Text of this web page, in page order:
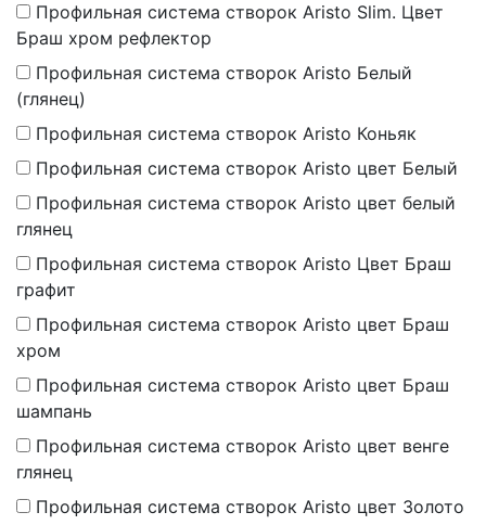
Профильная система створок Aristo Slim. Цвет
Браш хром рефлектор
Профильная система створок Aristo Белый
(глянец)
Профильная система створок Aristo Коньяк
Профильная система створок Aristo цвет Белый
Профильная система створок Aristo цвет белый
глянец
Профильная система створок Aristo Цвет Браш
графит
Профильная система створок Aristo цвет Браш
хром
Профильная система створок Aristo цвет Браш
шампань
Профильная система створок Aristo цвет венге
глянец
Профильная система створок Aristo цвет Золото